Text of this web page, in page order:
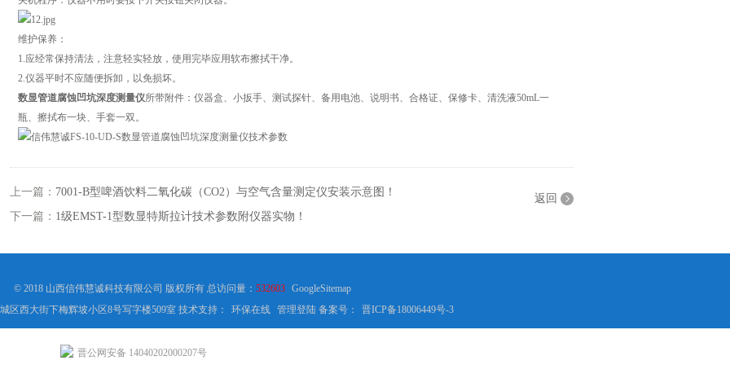
维护保养：
1.应经常保持清法，注意轻实轻放，使用完毕应用软布擦拭干净。
2.仪器平时不应随便拆卸，以免损坏。
数显管道腐蚀凹坑深度测量仪所带附件：仪器盒、小扳手、测试探针、备用电池、说明书、合格证、保修卡、清洗液50mL一
瓶、擦拭布一块、手套一双。
上一篇： 7001-B型啤酒饮料二氧化碳（CO2）与空气含量测定仪安装示意图！
下一篇： 1级EMST-1型数显特斯拉计技术参数附仪器实物！
返回
© 2018 山西信伟慧诚科技有限公司 版权所有 总访问量： 532603 GoogleSitemap
区西大街下梅辉坡小区8号写字楼509室 技术支持：
环保在线 管理登陆备案号： 晋ICP备18006449号-3
晋公网安备 14040202000207号